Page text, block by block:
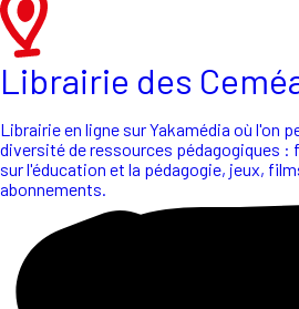
Librairie des
Librairie en ligne sur Yakamédia où l'on
diversité de ressources pédagogiques
sur l'éducation et la pédagogie, jeux,
abonnements.